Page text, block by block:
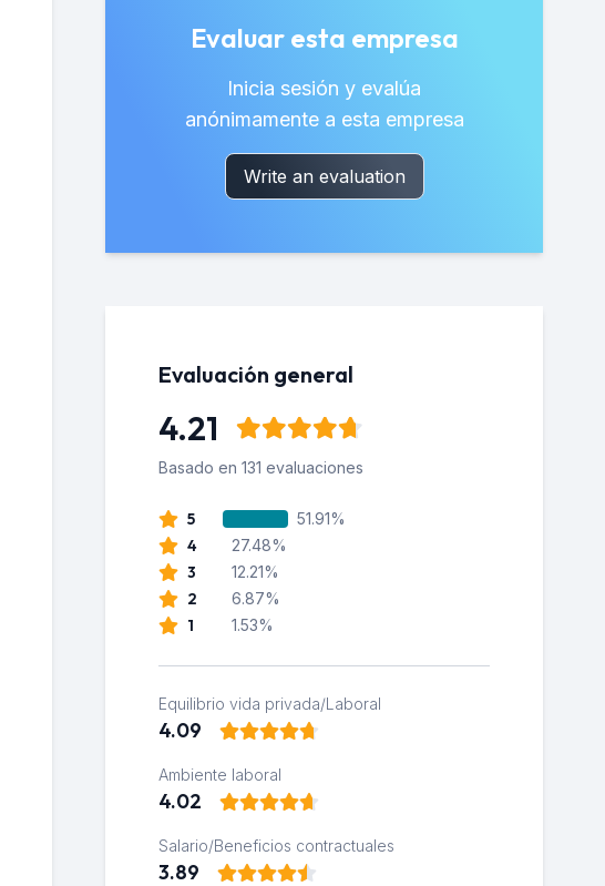
Evaluar esta empresa
Inicia sesión y evalúa
anónimamente a esta empresa
Write an evaluation
Evaluación general
4.21
Basado en 131 evaluaciones
5 51.91%
4 27.48%
3 12.21%
2 6.87%
1 1.53%
Equilibrio vida privada/Laboral
4.09
Ambiente laboral
4.02
Salario/Beneficios contractuales
3.89